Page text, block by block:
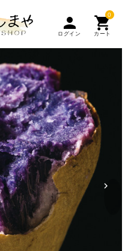
person
ログイン
shopping_cart
カート
0